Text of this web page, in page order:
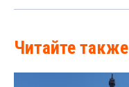
Читайте также